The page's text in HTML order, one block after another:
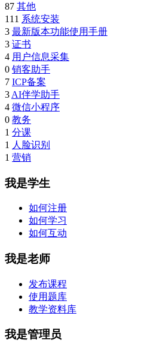
87 其他
111 系统安装
3 最新版本功能使用手册
3 证书
4 用户信息采集
0 销客助手
7 ICP备案
3 AI伴学助手
4 微信小程序
0 教务
1 分课
1 人脸识别
1 营销
我是学生
如何注册
如何学习
如何互动
我是老师
发布课程
使用题库
教学资料库
我是管理员